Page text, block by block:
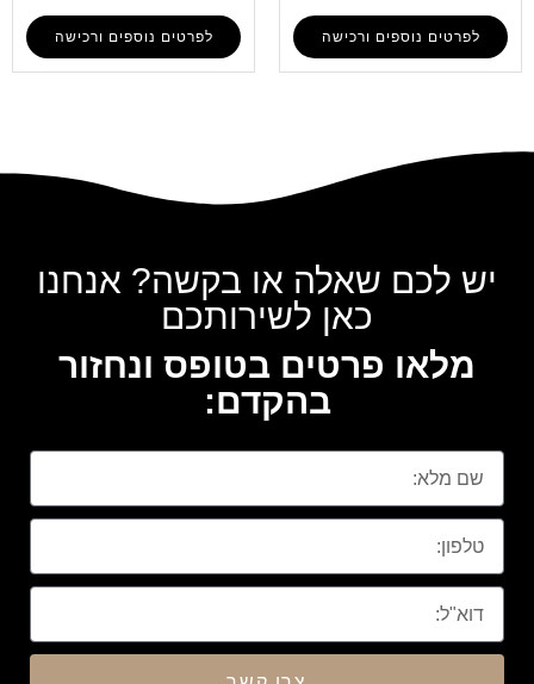
לפרטים נוספים ורכישה לפרטים נוספים ורכישה
יש לכם שאלה או בקשה? אנחנו
כאן לשירותכם
מלאו פרטים בטופס ונחזור
בהקדם: